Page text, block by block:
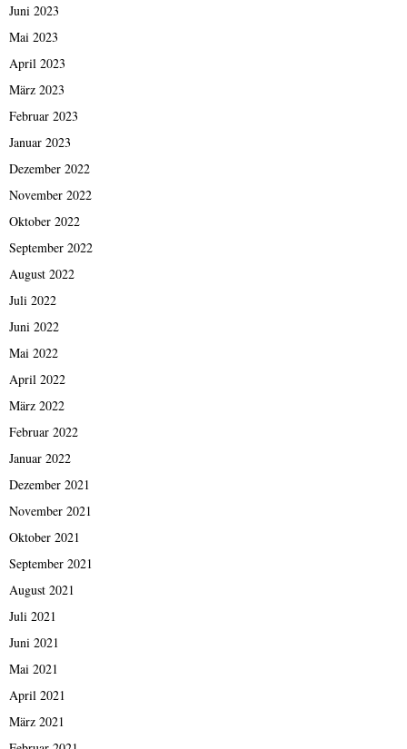
Juni 2023
Mai 2023
April 2023
März 2023
Februar 2023
Januar 2023
Dezember 2022
November 2022
Oktober 2022
September 2022
August 2022
Juli 2022
Juni 2022
Mai 2022
April 2022
März 2022
Februar 2022
Januar 2022
Dezember 2021
November 2021
Oktober 2021
September 2021
August 2021
Juli 2021
Juni 2021
Mai 2021
April 2021
März 2021